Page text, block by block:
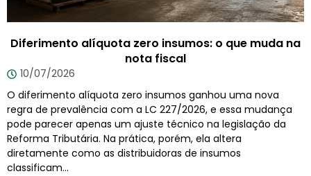
Diferimento alíquota zero insumos: o que muda na
nota fiscal
10/07/2026
O diferimento alíquota zero insumos ganhou uma nova
regra de prevalência com a LC 227/2026, e essa mudança
pode parecer apenas um ajuste técnico na legislação da
Reforma Tributária. Na prática, porém, ela altera
diretamente como as distribuidoras de insumos
classificam...